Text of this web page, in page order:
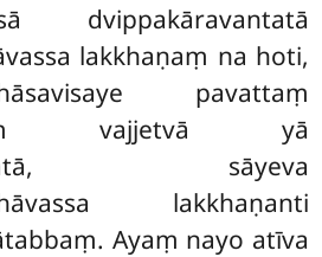
dvippakāravantatā
lakkhaṇaṃ na hoti,
pavattaṃ
vajjetvā yā
sāyeva
lakkhaṇanti
Ayaṃ nayo atīva